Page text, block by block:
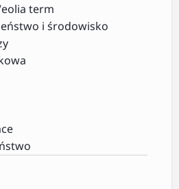
term
i środowisko